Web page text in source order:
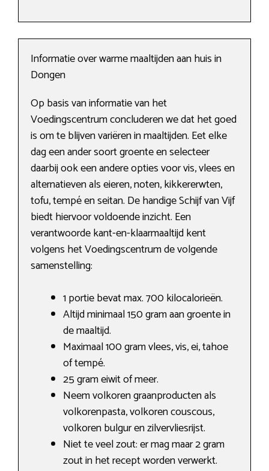
Informatie over warme maaltijden aan huis in
Dongen
Op basis van informatie van het
Voedingscentrum concluderen we dat het goed
is om te blijven variëren in maaltijden. Eet elke
dag een ander soort groente en selecteer
daarbij ook een andere opties voor vis, vlees en
alternatieven als eieren, noten, kikkererwten,
tofu, tempé en seitan. De handige Schijf van Vijf
biedt hiervoor voldoende inzicht. Een
verantwoorde kant-en-klaarmaaltijd kent
volgens het Voedingscentrum de volgende
samenstelling:
1 portie bevat max. 700 kilocalorieën.
Altijd minimaal 150 gram aan groente in
de maaltijd.
Maximaal 100 gram vlees, vis, ei, tahoe
of tempé.
25 gram eiwit of meer.
Neem volkoren graanproducten als
volkorenpasta​, volkoren couscous,
volkoren bulgur en zilvervliesrijst.
Niet te veel zout: er mag maar 2 gram
zout in het recept worden verwerkt.